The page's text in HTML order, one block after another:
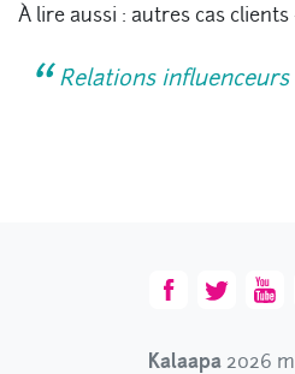
À lire aussi : autres cas
Relations
Kalaapa2026